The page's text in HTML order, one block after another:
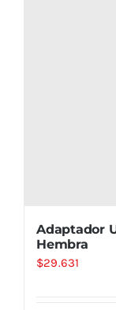
Adaptador
Hembra
$29.631